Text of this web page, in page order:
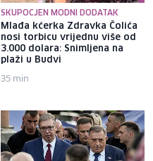
SKUPOCJEN MODNI DODATAK
Mlađa kćerka Zdravka Čolića
nosi torbicu vrijednu više od
3.000 dolara: Snimljena na
plaži u Budvi
35 min